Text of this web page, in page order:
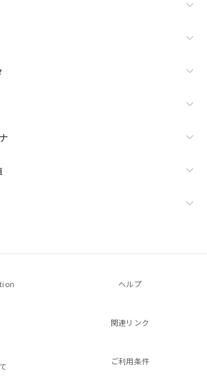
ヘルプ
関連リンク
ご利用条件